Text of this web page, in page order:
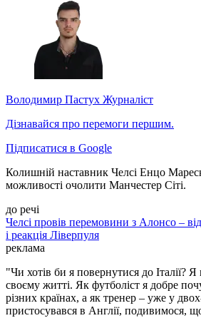
Володимир Пастух Журналіст
Дізнавайся про перемоги першим.
Підписатися в Google
Колишній наставник Челсі Енцо
можливості очолити Манчестер Сіті.
до речі
Челсі провів перемовини з Алонсо –
і реакція Ліверпуля
реклама
"Чи хотів би я повернутися до Італії?
своєму житті. Як футболіст я добре
різних країнах, а як тренер – уже у
пристосувався в Англії, подивимося,